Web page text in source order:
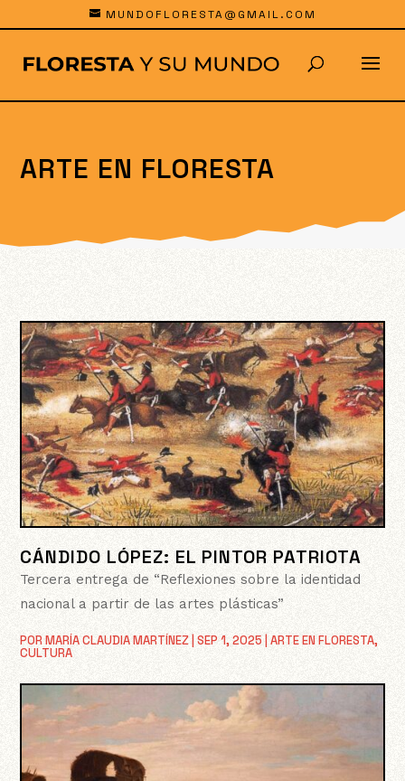
MUNDOFLORESTA@GMAIL.COM
ARTE EN FLORESTA
CÁNDIDO LÓPEZ: EL PINTOR PATRIOTA
PORMARÍA CLAUDIA MARTÍNEZ |SEP 1, 2025 |ARTE EN FLORESTA,
CULTURA
Tercera entrega de “Reflexiones sobre la identidad
nacional a partir de las artes plásticas”